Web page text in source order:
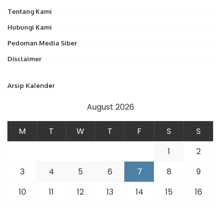
Tentang Kami
Hubungi Kami
Pedoman Media Siber
Disclaimer
Arsip Kalender
August 2026
M T W T F S
S
1
2
3
4 5 6 7 8
9
10
11 12 13 14 15
16